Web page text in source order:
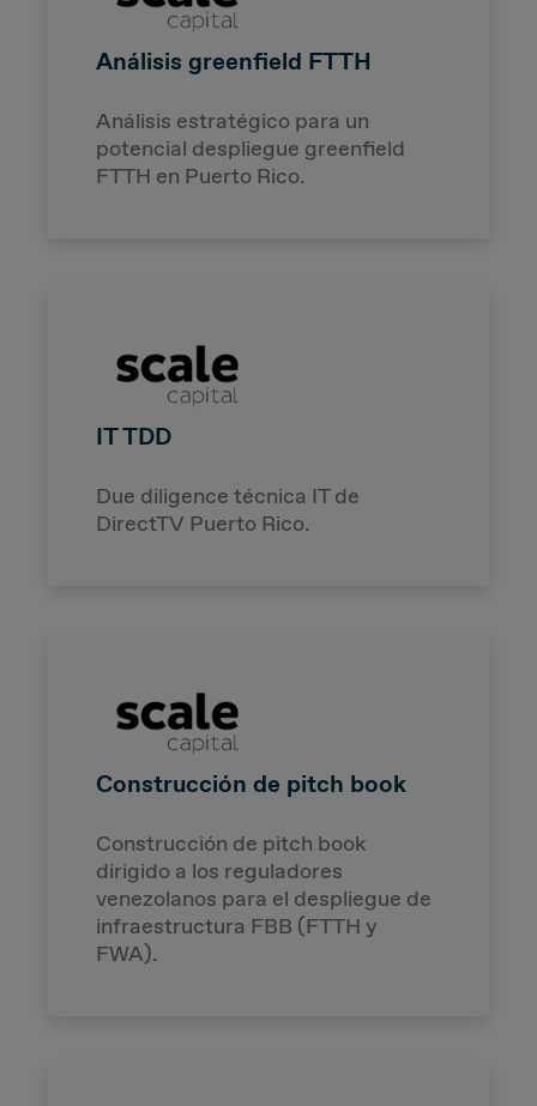
Análisis greenfield FTTH
Análisis estratégico para un
potencial despliegue greenfield
FTTH en Puerto Rico.
IT TDD
Due diligence técnica IT de
DirectTV Puerto Rico.
Construcción de pitch book
Construcción de pitch book
dirigido a los reguladores
venezolanos para el despliegue de
infraestructura FBB (FTTH y
FWA).